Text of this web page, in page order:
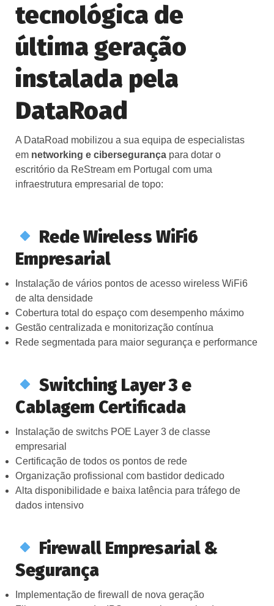
tecnológica de
última geração
instalada pela
DataRoad
A DataRoad mobilizou a sua equipa de especialistas
em networking e cibersegurança para dotar o
escritório da ReStream em Portugal com uma
infraestrutura empresarial de topo:
Rede Wireless WiFi6
Empresarial
Instalação de vários pontos de acesso wireless WiFi6
de alta densidade
Cobertura total do espaço com desempenho máximo
Gestão centralizada e monitorização contínua
Rede segmentada para maior segurança e performance
Switching Layer 3 e
Cablagem Certificada
Instalação de switchs POE Layer 3 de classe
empresarial
Certificação de todos os pontos de rede
Organização profissional com bastidor dedicado
Alta disponibilidade e baixa latência para tráfego de
dados intensivo
Firewall Empresarial &
Segurança
Implementação de firewall de nova geração